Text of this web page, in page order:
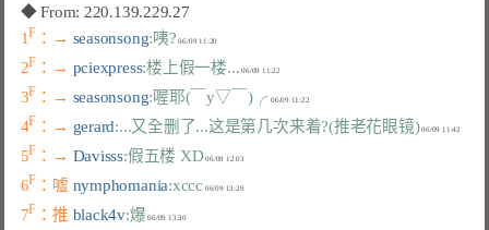
1F ：→ seasonsong:咦?
2F ：→ pciexpress:楼上假一楼...
3F ：→ seasonsong:喔耶(￣y▽￣)╭
4F ：→ gerard:...又全删了...这是第几次来着?(推老花眼镜)
5F ：→ Davisss:假五楼 XD 06/09 12:03
6F ：嘘 nymphomania:xccc 06/09 13:29
7F ：推 black4v:爆 06/09 13:30